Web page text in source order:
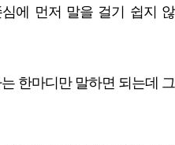
에 먼저 말을 걸기 쉽지 않
한마디만 말하면 되는데 그